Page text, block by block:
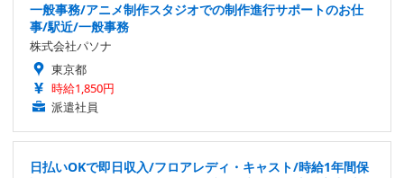
一般事務/アニメ制作スタジオでの制作進行サポートのお仕
事/駅近/一般事務
株式会社パソナ
東京都
時給1,850円
派遣社員
日払いOKで即日収入/フロアレディ・キャスト/時給1年間保